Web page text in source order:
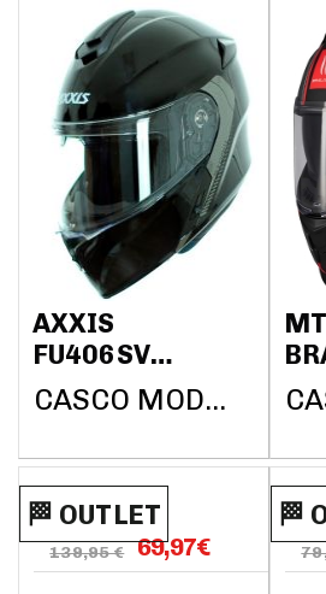
AXXIS
FU406SV
STORM SV S
2206 SOLID
BRILLO
CASCO MODULAR AXXIS HELMETS
🏁​​​​ OUTLET
139,95 € 69,97€
🏁​​​​